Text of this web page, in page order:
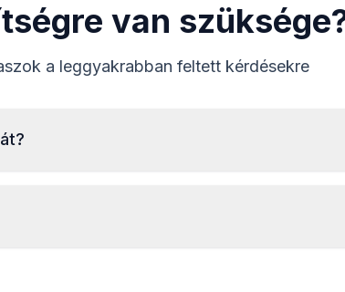
van
a leggyakrabban feltett kérdésekre